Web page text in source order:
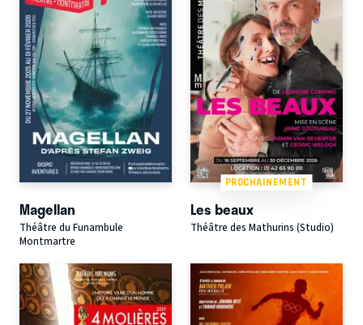
Magellan
Théâtre du Funambule
Montmartre
PROCHAINEMENT
Les beaux
Théâtre des Mathurins (Studio)